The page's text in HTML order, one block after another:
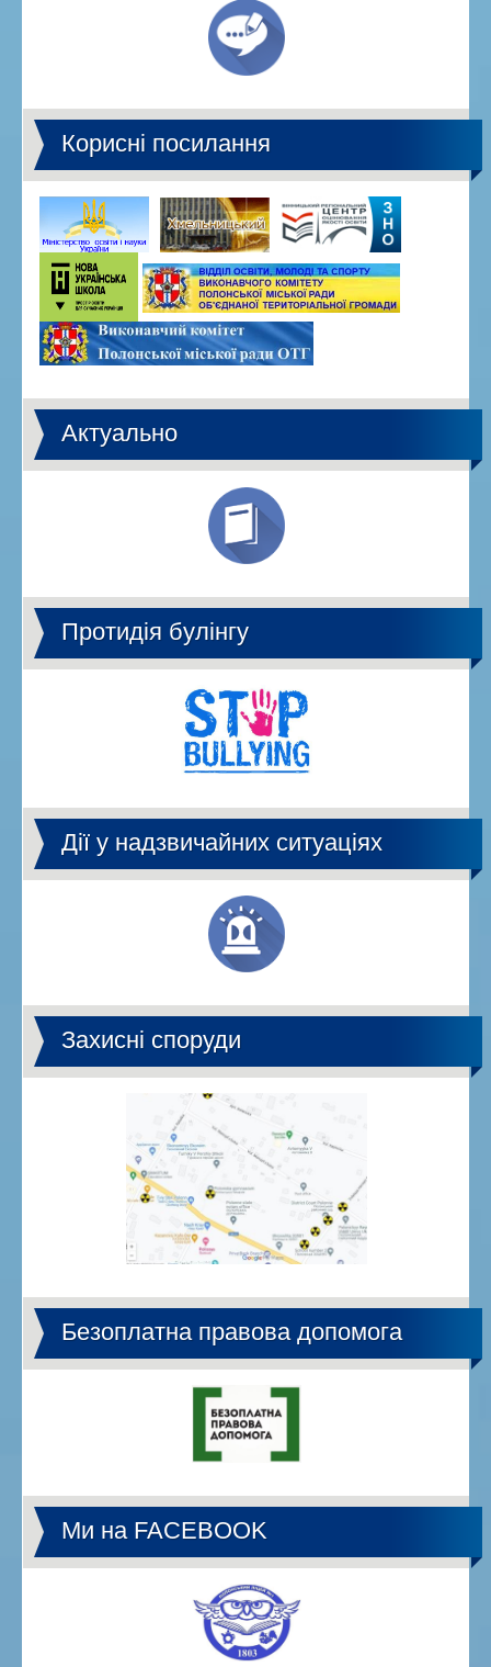
Корисні посилання
Актуально
Протидія булінгу
Дії у надзвичайних ситуаціях
Захисні споруди
Безоплатна правова допомога
Ми на FACEBOOK